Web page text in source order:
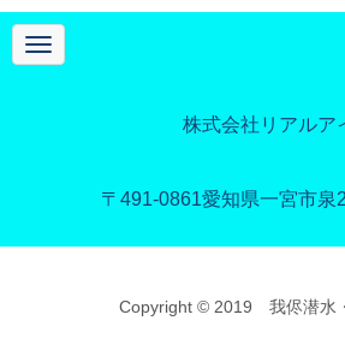
N
a
株式会社リアルア
〒491-0861愛知県一宮市泉
Copyright © 2019 我侭潜水